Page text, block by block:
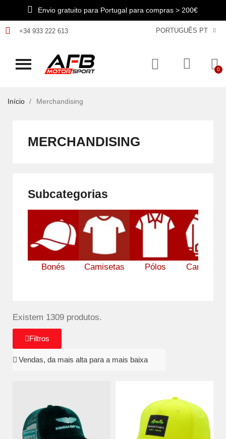
Envio gratuito para Portugal para compras > 200€
+34 933 222 613 PORTUGUÊS PT
Início Merchandising
MERCHANDISING
Subcategorias
Bonés Camisetas Pólos Camisolas
Existem 1309 produtos.
Filtros